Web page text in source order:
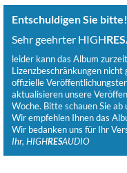
Entschuldigen Sie bitte!
Sehr geehrter HIGHRES
leider kann das Album
Lizenzbeschränkungen
offizielle
aktualisieren unsere
Woche. Bitte schauen Sie ab
Wir empfehlen Ihnen das
Wir bedanken uns für Ihr
Ihr, HIGHRESAUDIO